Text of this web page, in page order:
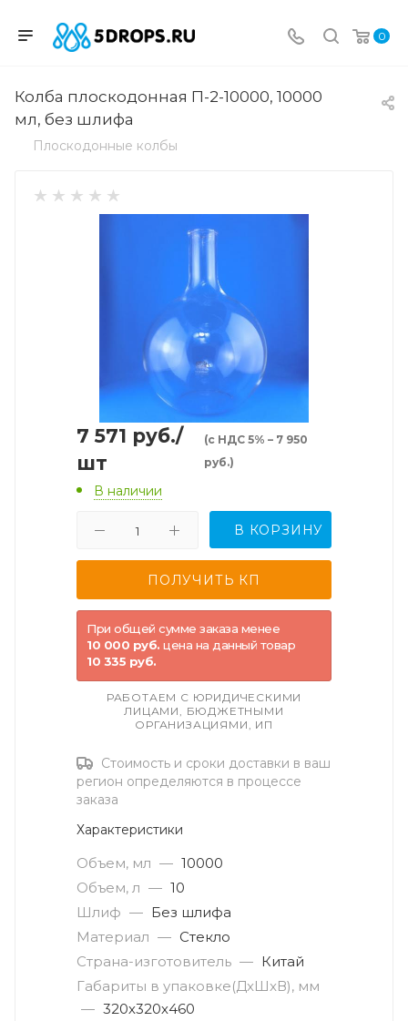
0
Колба плоскодонная П-2-10000, 10000
мл, без шлифа
Плоскодонные колбы
7 571 руб./
шт
(с НДС 5% – 7 950
руб.)
В наличии
В КОРЗИНУ
При общей сумме заказа менее
10 000 руб. цена на данный товар
10 335 руб.
РАБОТАЕМ С ЮРИДИЧЕСКИМИ
ЛИЦАМИ, БЮДЖЕТНЫМИ
ОРГАНИЗАЦИЯМИ, ИП
Стоимость и сроки доставки в ваш
регион определяются в процессе
заказа
Характеристики
Объем, мл — 10000
Объем, л — 10
Шлиф — Без шлифа
Материал — Стекло
Страна-изготовитель — Китай
Габариты в упаковке(ДxШxВ), мм
— 320х320х460